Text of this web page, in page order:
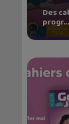
Des
progr...